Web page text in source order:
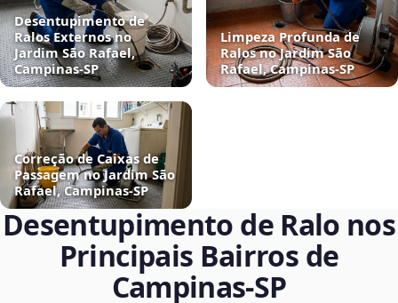
Desentupimento de
Ralos Externos no
Jardim São Rafael,
Campinas‑SP
Limpeza Profunda de
Ralos no Jardim São
Rafael, Campinas‑SP
Correção de Caixas de
Passagem no Jardim São
Rafael, Campinas‑SP
Desentupimento de Ralo nos
Principais Bairros de
Campinas‑SP